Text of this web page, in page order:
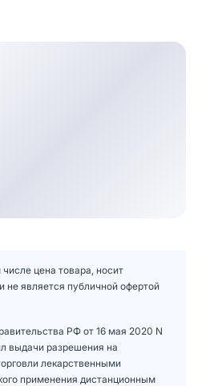
цена товара, носит
не является публичной офертой
РФ от 16 мая 2020 N
выдачи разрешения на
лекарственными
применения дистанционным